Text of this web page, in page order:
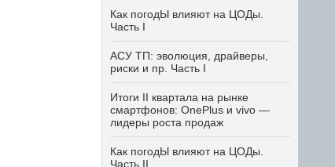
Как погодЫ влияют на ЦОДы.
Часть I
АСУ ТП: эволюция, драйверы,
риски и пр. Часть I
Итоги II квартала на рынке
смартфонов: OnePlus и vivo —
лидеры роста продаж
Как погодЫ влияют на ЦОДы.
Часть II